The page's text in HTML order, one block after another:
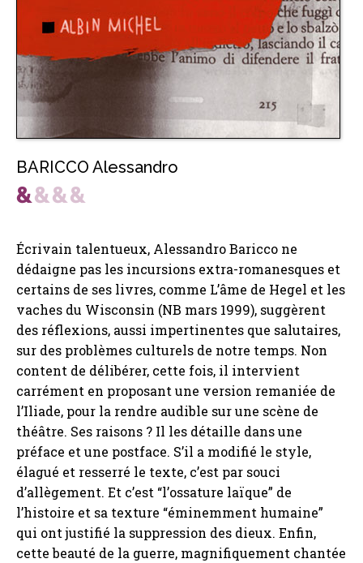
BARICCO Alessandro
Écrivain talentueux, Alessandro Baricco ne
dédaigne pas les incursions extra-romanesques et
certains de ses livres, comme L’âme de Hegel et les
vaches du Wisconsin (NB mars 1999), suggèrent
des réflexions, aussi impertinentes que salutaires,
sur des problèmes culturels de notre temps. Non
content de délibérer, cette fois, il intervient
carrément en proposant une version remaniée de
l’Iliade, pour la rendre audible sur une scène de
théâtre. Ses raisons ? Il les détaille dans une
préface et une postface. S’il a modifié le style,
élagué et resserré le texte, c’est par souci
d’allègement. Et c’est “l’ossature laïque” de
l’histoire et sa texture “éminemment humaine”
qui ont justifié la suppression des dieux. Enfin,
cette beauté de la guerre, magnifiquement chantée